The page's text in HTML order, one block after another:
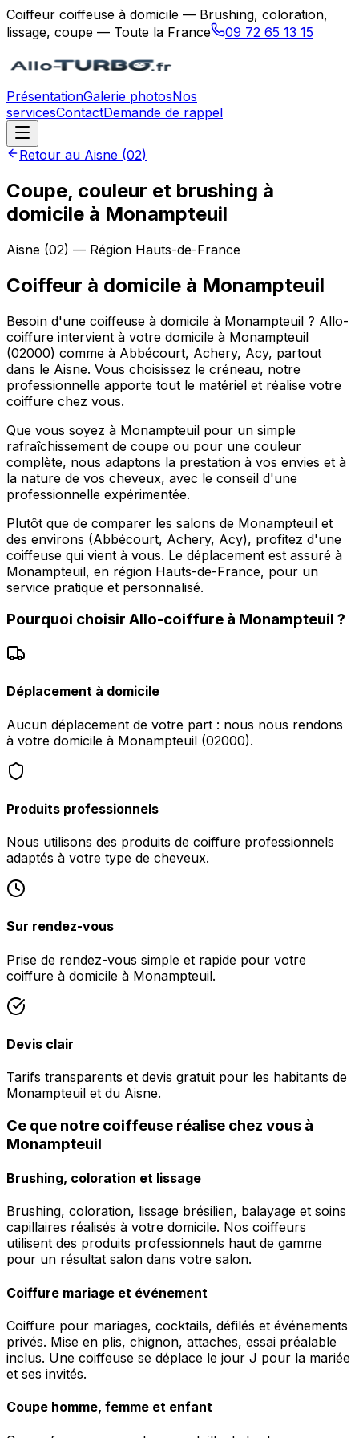
Coiffeur coiffeuse à domicile — Brushing, coloration,
lissage, coupe — Toute la France
09 72 65 13 15
PrésentationGalerie photosNos
servicesContactDemande de rappel
Retour au Aisne (02)
Coupe, couleur et brushing à
domicile à Monampteuil
Aisne (02) — Région Hauts-de-France
Coiffeur à domicile à Monampteuil
Besoin d'une coiffeuse à domicile à Monampteuil ? Allo-
coiffure intervient à votre domicile à Monampteuil
(02000) comme à Abbécourt, Achery, Acy, partout
dans le Aisne. Vous choisissez le créneau, notre
professionnelle apporte tout le matériel et réalise votre
coiffure chez vous.
Que vous soyez à Monampteuil pour un simple
rafraîchissement de coupe ou pour une couleur
complète, nous adaptons la prestation à vos envies et à
la nature de vos cheveux, avec le conseil d'une
professionnelle expérimentée.
Plutôt que de comparer les salons de Monampteuil et
des environs (Abbécourt, Achery, Acy), profitez d'une
coiffeuse qui vient à vous. Le déplacement est assuré à
Monampteuil, en région Hauts-de-France, pour un
service pratique et personnalisé.
Pourquoi choisir Allo-coiffure à Monampteuil ?
Déplacement à domicile
Aucun déplacement de votre part : nous nous rendons
à votre domicile à Monampteuil (02000).
Produits professionnels
Nous utilisons des produits de coiffure professionnels
adaptés à votre type de cheveux.
Sur rendez-vous
Prise de rendez-vous simple et rapide pour votre
coiffure à domicile à Monampteuil.
Devis clair
Tarifs transparents et devis gratuit pour les habitants de
Monampteuil et du Aisne.
Ce que notre coiffeuse réalise chez vous à
Monampteuil
Brushing, coloration et lissage
Brushing, coloration, lissage brésilien, balayage et soins
capillaires réalisés à votre domicile. Nos coiffeurs
utilisent des produits professionnels haut de gamme
pour un résultat salon dans votre salon.
Coiffure mariage et événement
Coiffure pour mariages, cocktails, défilés et événements
privés. Mise en plis, chignon, attaches, essai préalable
inclus. Une coiffeuse se déplace le jour J pour la mariée
et ses invités.
Coupe homme, femme et enfant